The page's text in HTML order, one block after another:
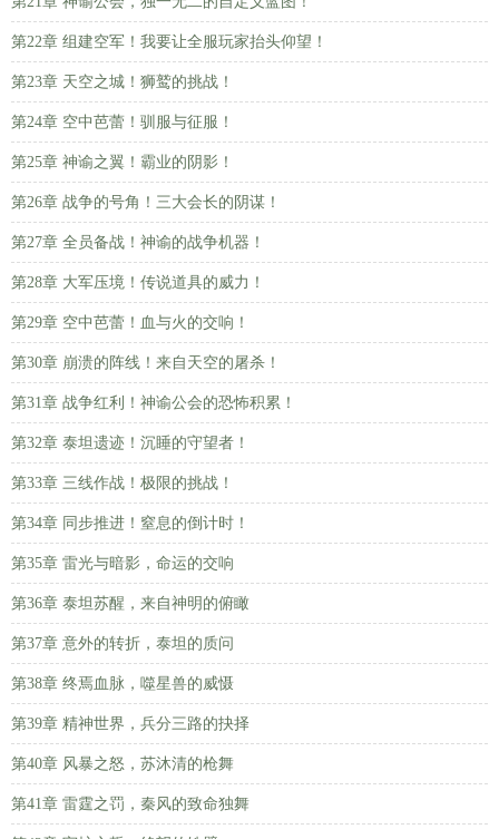
第22章 组建空军！我要让全服玩家抬头仰望！
第23章 天空之城！狮鹫的挑战！
第24章 空中芭蕾！驯服与征服！
第25章 神谕之翼！霸业的阴影！
第26章 战争的号角！三大会长的阴谋！
第27章 全员备战！神谕的战争机器！
第28章 大军压境！传说道具的威力！
第29章 空中芭蕾！血与火的交响！
第30章 崩溃的阵线！来自天空的屠杀！
第31章 战争红利！神谕公会的恐怖积累！
第32章 泰坦遗迹！沉睡的守望者！
第33章 三线作战！极限的挑战！
第34章 同步推进！窒息的倒计时！
第35章 雷光与暗影，命运的交响
第36章 泰坦苏醒，来自神明的俯瞰
第37章 意外的转折，泰坦的质问
第38章 终焉血脉，噬星兽的威慑
第39章 精神世界，兵分三路的抉择
第40章 风暴之怒，苏沐清的枪舞
第41章 雷霆之罚，秦风的致命独舞